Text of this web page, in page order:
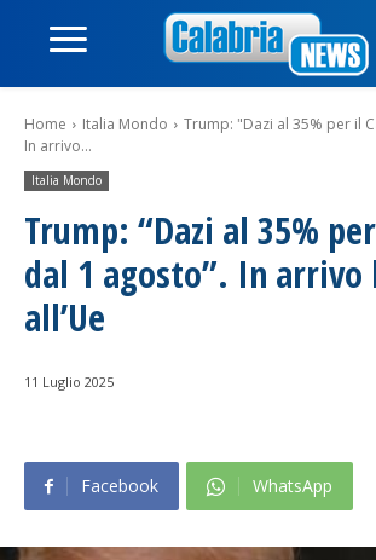
Home Italia Mondo
Trump: "Dazi al 35% per il
In arrivo...
Italia Mondo
Trump: “Dazi al 35%
dal 1 agosto”. In
all’Ue
11 Luglio 2025
Facebook WhatsApp